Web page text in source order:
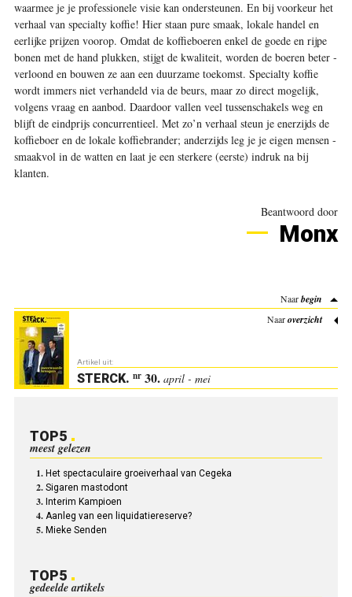
waarmee je je ­professionele visie kan ­ondersteunen. En bij ­voorkeur het
verhaal van specialty ­koffie! Hier staan pure smaak, lokale handel en
eerlijke prijzen voorop. Omdat de ­koffieboeren enkel de goede en rijpe
bonen met de hand plukken, stijgt de ­kwaliteit, worden de ­boeren beter ­
verloond en ­bouwen ze aan een duurzame ­toekomst. Specialty koffie
wordt immers niet verhandeld via de beurs, maar zo direct ­mogelijk,
volgens vraag en aanbod. Daardoor vallen veel ­tussenschakels weg en
blijft de ­eindprijs concurrentieel. Met zo’n verhaal steun je ­enerzijds de
koffieboer en de lokale ­koffiebrander; anderzijds leg je je eigen mensen ­
smaakvol in de watten en laat je een sterkere (eerste) indruk na bij
klanten.
Beantwoord door
Monx
Naarbegin
Naaroverzicht
Artikel uit:
STERCK. nr30. april - mei
TOP5
meest gelezen
Het spectaculaire groeiverhaal van Cegeka
Sigaren mastodont
Interim Kampioen
Aanleg van een liquidatiereserve?
Mieke Senden
TOP5
gedeelde artikels